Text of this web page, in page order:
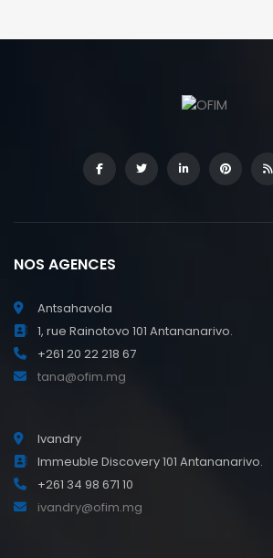
NOS AGENCES
Antsahavola
1, rue Rainotovo 101 Antananarivo.
+261 20 22 218 67
tana@ofim.mg
Ivandry
Immeuble Discovery 101 Antananarivo.
+261 34 98 671 10
ivandry@ofim.mg